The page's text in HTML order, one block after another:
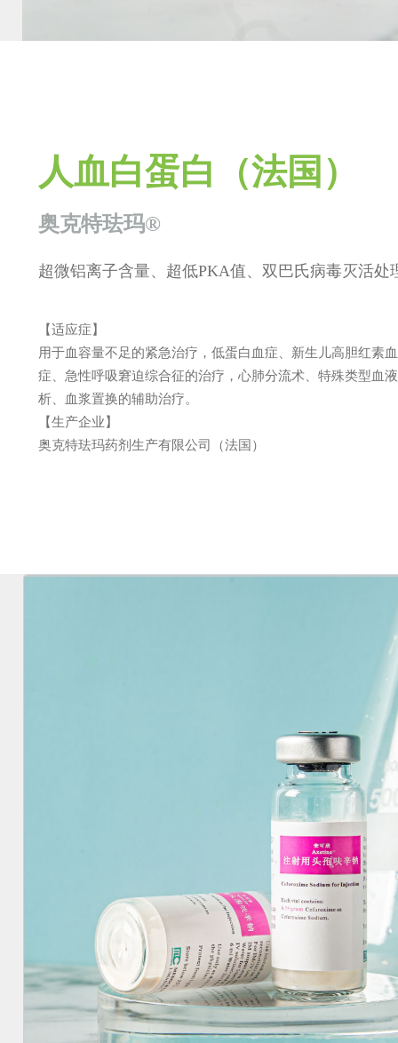
人血白蛋白（法国）
奥克特珐玛®
超微铝离子含量、超低PKA值、双巴氏病毒灭活处
【适应症】
用于血容量不足的紧急治疗，低蛋白血症、新生儿高胆红素血
症、急性呼吸窘迫综合征的治疗，心肺分流术、特殊类型血
析、血浆置换的辅助治疗。
【生产企业】
奥克特珐玛药剂生产有限公司（法国）